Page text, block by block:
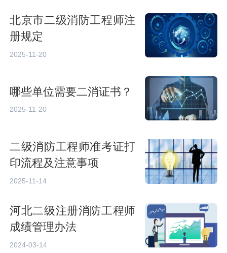
北京市二级消防工程师注
册规定
2025-11-20
哪些单位需要二消证书？
2025-11-20
二级消防工程师准考证打
印流程及注意事项
2025-11-14
河北二级注册消防工程师
成绩管理办法
2024-03-14